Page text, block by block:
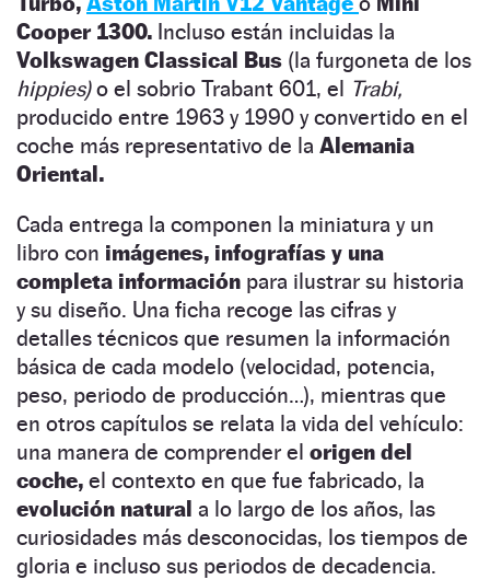
Cooper 1300. Incluso están incluidas la
Volkswagen Classical Bus (la furgoneta de los
hippies)o el sobrio Trabant 601, el Trabi,
producido entre 1963 y 1990 y convertido en el
coche más representativo de la Alemania
Oriental.
Cada entrega la componen la miniatura y un
libro con imágenes, infografías y una
completa información para ilustrar su historia
y su diseño. Una ficha recoge las cifras y
detalles técnicos que resumen la información
básica de cada modelo (velocidad, potencia,
peso, periodo de producción…), mientras que
en otros capítulos se relata la vida del vehículo:
una manera de comprender el origen del
coche, el contexto en que fue fabricado, la
evolución natural a lo largo de los años, las
curiosidades más desconocidas, los tiempos de
gloria e incluso sus periodos de decadencia.